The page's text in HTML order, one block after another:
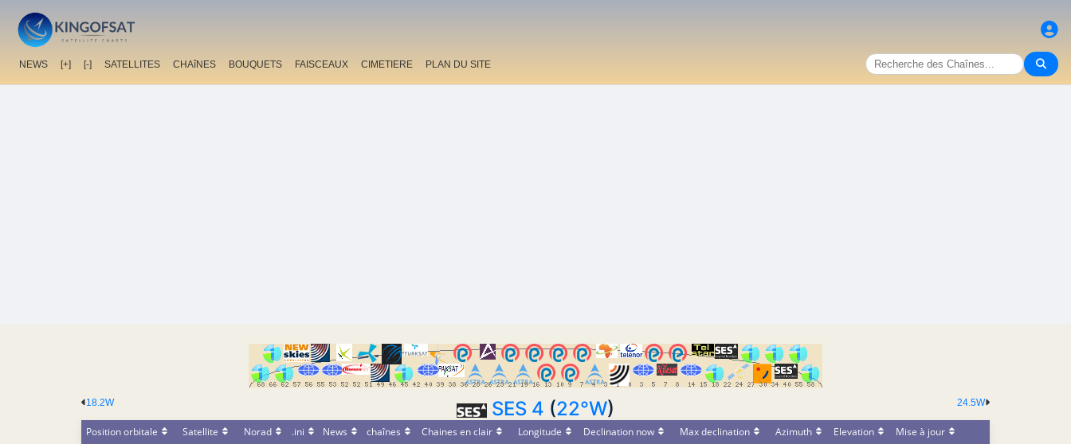
NEWS [+] [-] SATELLITES CHAîNES BOUQUETS FAISCEAUX CIMETIERE PLAN DU SITE
24.5W
18.2W SES 4 (22°W)
Position orbitale Satellite Norad .ini News chaînes Chaines en clair Longitude Declination now Max declination Azimuth Elevation
Mise à jour